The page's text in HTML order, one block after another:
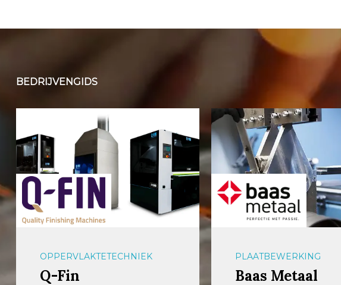
BEDRIJVENGIDS
OPPERVLAKTETECHNIEK
Q-Fin
PLAATBEWERKING
Baas Metaal